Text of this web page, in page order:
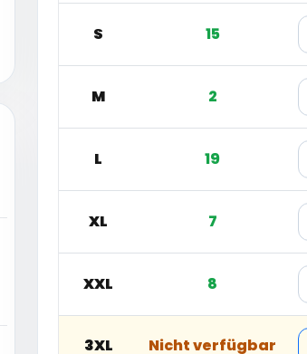
S 15
M 2
L 19
XL 7
XXL 8
3XL Nicht verfügbar